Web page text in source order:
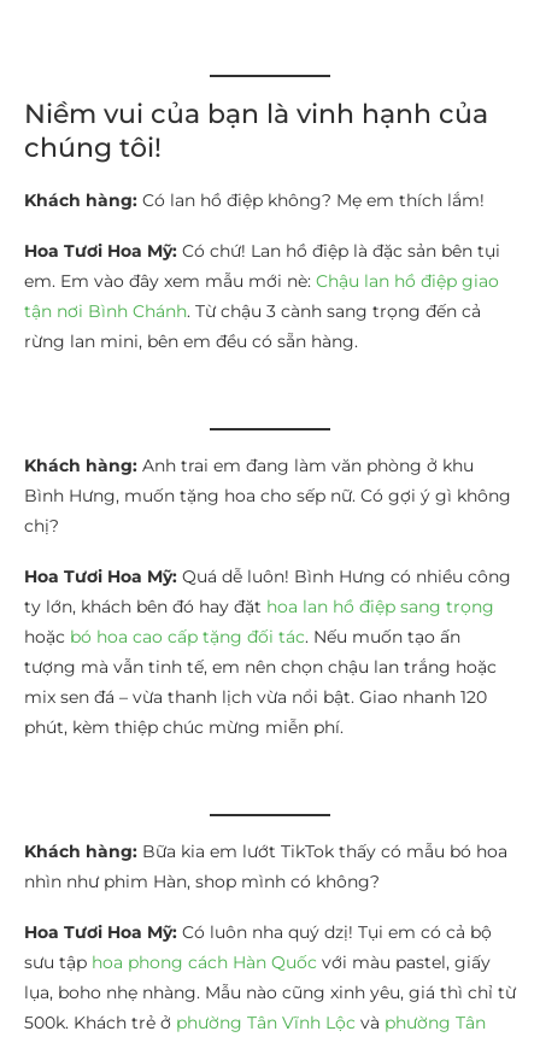
Niềm vui của bạn là vinh hạnh của
chúng tôi!
Khách hàng: Có lan hồ điệp không? Mẹ em thích lắm!
Hoa Tươi Hoa Mỹ: Có chứ! Lan hồ điệp là đặc sản bên tụi
em. Em vào đây xem mẫu mới nè: Chậu lan hồ điệp giao
tận nơi Bình Chánh. Từ chậu 3 cành sang trọng đến cả
rừng lan mini, bên em đều có sẵn hàng.
Khách hàng: Anh trai em đang làm văn phòng ở khu
Bình Hưng, muốn tặng hoa cho sếp nữ. Có gợi ý gì không
chị?
Hoa Tươi Hoa Mỹ: Quá dễ luôn! Bình Hưng có nhiều công
ty lớn, khách bên đó hay đặt hoa lan hồ điệp sang trọng
hoặc bó hoa cao cấp tặng đối tác. Nếu muốn tạo ấn
tượng mà vẫn tinh tế, em nên chọn chậu lan trắng hoặc
mix sen đá – vừa thanh lịch vừa nổi bật. Giao nhanh 120
phút, kèm thiệp chúc mừng miễn phí.
Khách hàng: Bữa kia em lướt TikTok thấy có mẫu bó hoa
nhìn như phim Hàn, shop mình có không?
Hoa Tươi Hoa Mỹ: Có luôn nha quý dzị! Tụi em có cả bộ
sưu tập hoa phong cách Hàn Quốc với màu pastel, giấy
lụa, boho nhẹ nhàng. Mẫu nào cũng xinh yêu, giá thì chỉ từ
500k. Khách trẻ ở phường Tân Vĩnh Lộc và phường Tân